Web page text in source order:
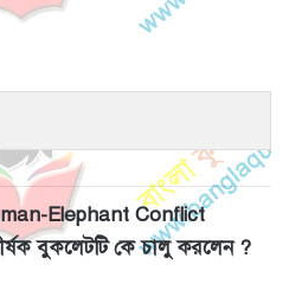
Elephant Conflict
বুকলেটটি কে চালু করলেন ?